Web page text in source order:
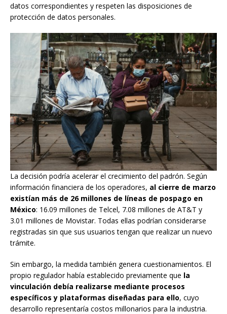
datos correspondientes y respeten las disposiciones de
protección de datos personales.
La decisión podría acelerar el crecimiento del padrón. Según
información financiera de los operadores, al cierre de marzo
existían más de 26 millones de líneas de pospago en
México: 16.09 millones de Telcel, 7.08 millones de AT&T y
3.01 millones de Movistar. Todas ellas podrían considerarse
registradas sin que sus usuarios tengan que realizar un nuevo
trámite.
Sin embargo, la medida también genera cuestionamientos. El
propio regulador había establecido previamente que la
vinculación debía realizarse mediante procesos
específicos y plataformas diseñadas para ello, cuyo
desarrollo representaría costos millonarios para la industria.